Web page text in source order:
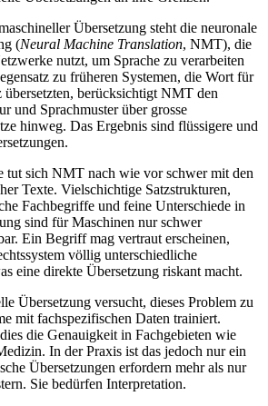
Übersetzung steht die neuronale
(Neural Machine Translation, NMT), die
nutzt, um Sprache zu verarbeiten
zu früheren Systemen, die Wort für
übersetzten, berücksichtigt NMT den
und Sprachmuster über grosse
hinweg. Das Ergebnis sind flüssigere und
tut sich NMT nach wie vor schwer mit den
Texte. Vielschichtige Satzstrukturen,
Fachbegriffe und feine Unterschiede in
sind für Maschinen nur schwer
Ein Begriff mag vertraut erscheinen,
völlig unterschiedliche
eine direkte Übersetzung riskant macht.
Übersetzung versucht, dieses Problem zu
mit fachspezifischen Daten trainiert.
die Genauigkeit in Fachgebieten wie
In der Praxis ist das jedoch nur ein
Übersetzungen erfordern mehr als nur
Sie bedürfen Interpretation.